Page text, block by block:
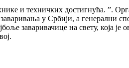
и техничких достигнућа. ”.
у Србији, а генерални
заваривачице на свету, која је